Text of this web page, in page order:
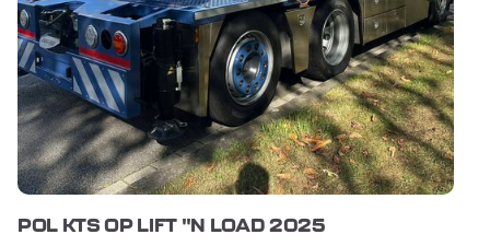
POL KTS OP LIFT "N LOAD 2025